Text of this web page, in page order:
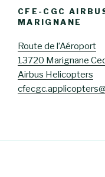
CFE-CGC
MARIGNANE
Route de l’Aéroport
13720 Marignane
Airbus Helicopters